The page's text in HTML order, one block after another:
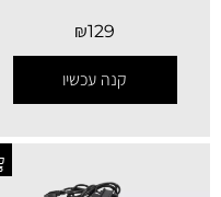
₪129
קנה עכשיו